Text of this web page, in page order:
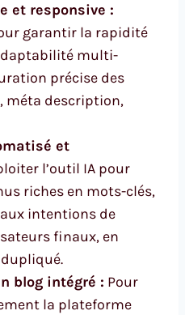
et responsive :
garantir la rapidité
multi-
précise des
méta description,
et
l’outil IA pour
riches en mots-clés,
intentions de
finaux, en
blog intégré : Pour
la plateforme